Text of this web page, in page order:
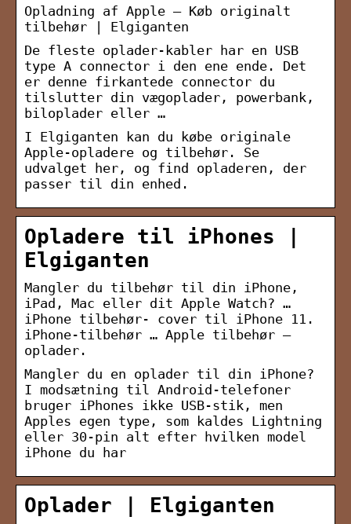
Opladning af Apple – Køb originalt
tilbehør | Elgiganten
De fleste oplader-kabler har en USB
type A connector i den ene ende. Det
er denne firkantede connector du
tilslutter din vægoplader, powerbank,
biloplader eller …
I Elgiganten kan du købe originale
Apple-opladere og tilbehør. Se
udvalget her, og find opladeren, der
passer til din enhed.
Opladere til iPhones |
Elgiganten
Mangler du tilbehør til din iPhone,
iPad, Mac eller dit Apple Watch? …
iPhone tilbehør- cover til iPhone 11.
iPhone-tilbehør … Apple tilbehør –
oplader.
Mangler du en oplader til din iPhone?
I modsætning til Android-telefoner
bruger iPhones ikke USB-stik, men
Apples egen type, som kaldes Lightning
eller 30-pin alt efter hvilken model
iPhone du har
Oplader | Elgiganten